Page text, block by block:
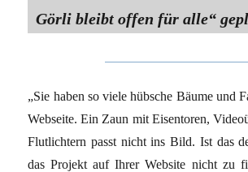
Görli bleibt offen für alle“
„Sie haben so viele hübsche Bäume und
Webseite. Ein Zaun mit Eisentoren,
Flutlichtern passt nicht ins Bild. Ist das
das Projekt auf Ihrer Website nicht zu